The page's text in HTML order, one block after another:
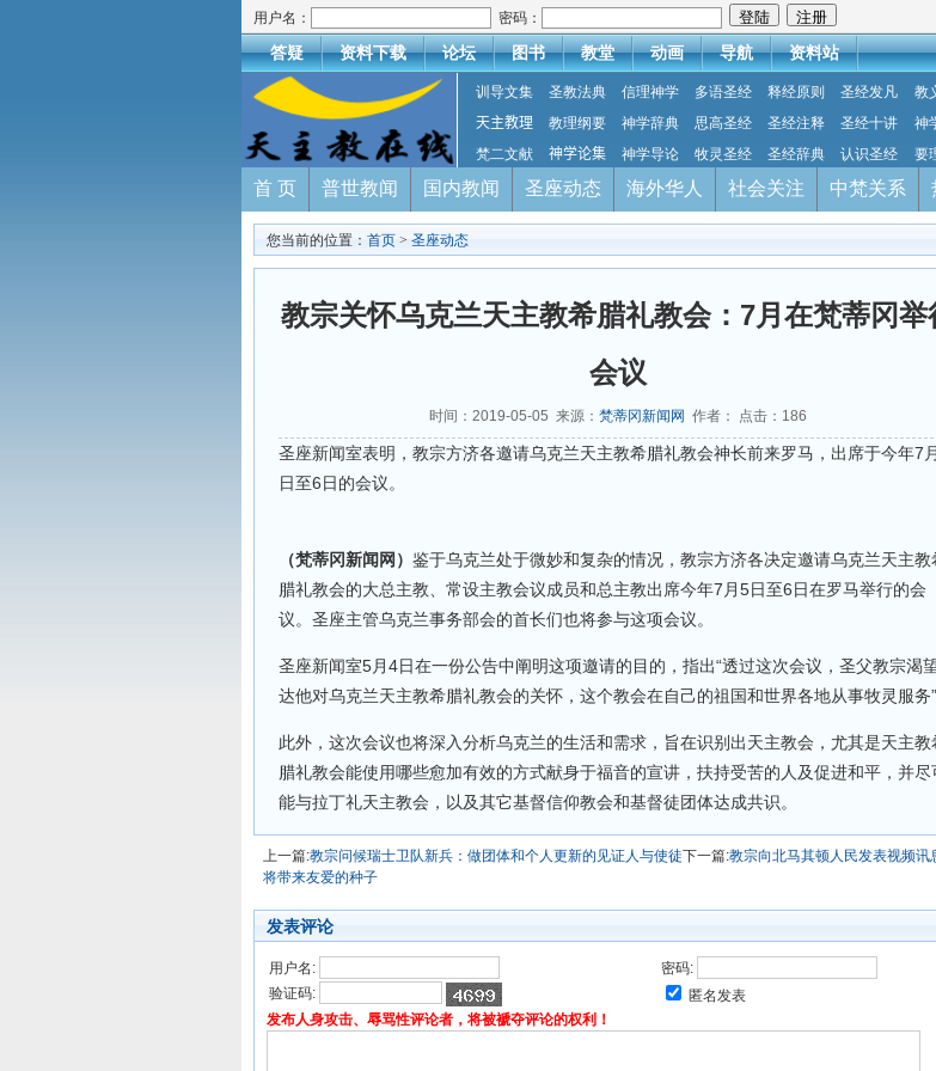
用户名： 密码：
答疑 资料下载 论坛 图书 教堂 动画 导航 资料站
训导文集 圣教法典 信理神学 多语圣经 释经原则 圣经发凡 教
天主教理
教理纲要 神学辞典 思高圣经 圣经注释 圣经十讲 神
梵二文献
神学论集 神学导论 牧灵圣经 圣经辞典 认识圣经 要
首 页 普世教闻 国内教闻 圣座动态 海外华人 社会关注 中梵关系
您当前的位置： 首页 > 圣座动态
教宗关怀乌克兰天主教希腊礼教会：7月在梵蒂冈举
会议
时间：2019-05-05 来源： 梵蒂冈新闻网 作者： 点击： 186
圣座新闻室表明，教宗方济各邀请乌克兰天主教希腊礼教会神长前来罗马，出席于今年7
日至6日的会议。
（梵蒂冈新闻网） 鉴于乌克兰处于微妙和复杂的情况，教宗方济各决定邀请乌克兰天主教
腊礼教会的大总主教、常设主教会议成员和总主教出席今年7月5日至6日在罗马举行的会
议。圣座主管乌克兰事务部会的首长们也将参与这项会议。
圣座新闻室5月4日在一份公告中阐明这项邀请的目的，指出“透过这次会议，圣父教宗渴
达他对乌克兰天主教希腊礼教会的关怀，这个教会在自己的祖国和世界各地从事牧灵服务”
此外，这次会议也将深入分析乌克兰的生活和需求，旨在识别出天主教会，尤其是天主教
腊礼教会能使用哪些愈加有效的方式献身于福音的宣讲，扶持受苦的人及促进和平，并尽
能与拉丁礼天主教会，以及其它基督信仰教会和基督徒团体达成共识。
上一篇:教宗问候瑞士卫队新兵：做团体和个人更新的见证人与使徒下一篇:教宗向北马其顿人民发表视频讯
将带来友爱的种子
发表评论
用户名:
密码:
验证码:
匿名发表
发布人身攻击、辱骂性评论者，将被褫夺评论的权利！